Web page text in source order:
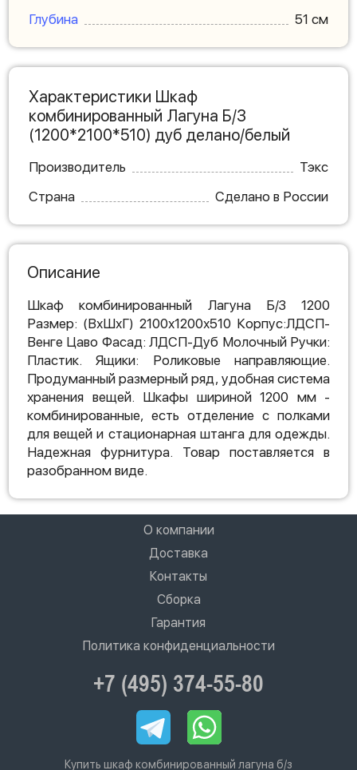
Глубина
51 см
Характеристики Шкаф
комбинированный Лагуна Б/З
(1200*2100*510) дуб делано/белый
Производитель
Тэкс
Страна
Сделано в России
Описание
Шкаф комбинированный Лагуна Б/З 1200
Размер: (ВхШхГ) 2100х1200х510 Корпус:ЛДСП-
Венге Цаво Фасад: ЛДСП-Дуб Молочный Ручки:
Пластик. Ящики: Роликовые направляющие.
Продуманный размерный ряд, удобная система
хранения вещей. Шкафы шириной 1200 мм -
комбинированные, есть отделение с полками
для вещей и стационарная штанга для одежды.
Надежная фурнитура. Товар поставляется в
разобранном виде.
О компании
Доставка
Контакты
Сборка
Гарантия
Политика конфиденциальности
+7 (495) 374-55-80
Купить шкаф комбинированный лагуна б/з